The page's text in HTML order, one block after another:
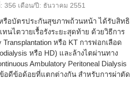
356 เดือน/ปี: ธันวาคม 2551
อบัตรประกันสุขภาพถ้วนหน้า ได้รับสิทธิ
นไตวายเรื้อรังระยะสุดท้าย ด้วยวิธีการ
หรือ KT การฟอกเลือด
หรือ HD) และล้างไตผ่านทาง
Ambulatory Peritoneal Dialysis
อดีข้อด้อยที่แตกต่างกัน สำหรับการผ่าตัด